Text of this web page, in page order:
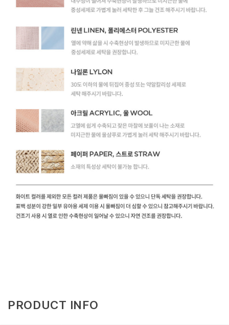
PRODUCT INFO